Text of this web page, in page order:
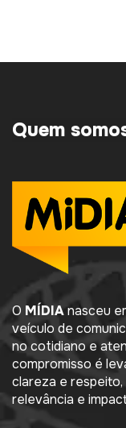
Quem
O MÍDIAnasceu
veículo de
no cotidiano e
compromisso é
clareza e
relevância e